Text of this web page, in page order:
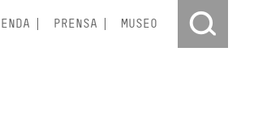
PRENSA MUSEO